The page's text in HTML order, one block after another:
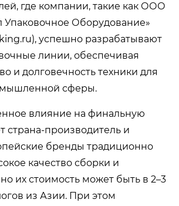
где компании, такие как ООО
Упаковочное Оборудование»
успешно разрабатывают
линии, обеспечивая
и долговечность техники для
сферы.
влияние на финальную
страна-производитель и
бренды традиционно
качество сборки и
их стоимость может быть в 2–3
из Азии. При этом